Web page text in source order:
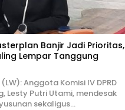
Banjir Jadi Prioritas,
Lempar Tanggung
Anggota Komisi IV DPRD
Lesty Putri Utami, mendesak
sekaligus…